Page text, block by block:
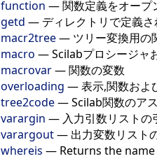
function —関数定義をオープ
getd — ディレクトリで定義
macr2tree— ツリー変換用の
macro —Scilabプロシージャ
macrovar—関数の変数
overloading —表示,関数およ
tree2code—Scilab関数のア
varargin — 入力引数リストの
varargout— 出力変数リスト
whereis — Returns the